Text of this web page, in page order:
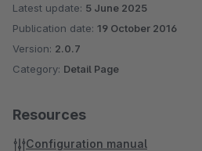
Latest update: 5 June 2025
Publication date: 19 October 2016
Version: 2.0.7
Category: Detail Page
Resources
Configuration manual